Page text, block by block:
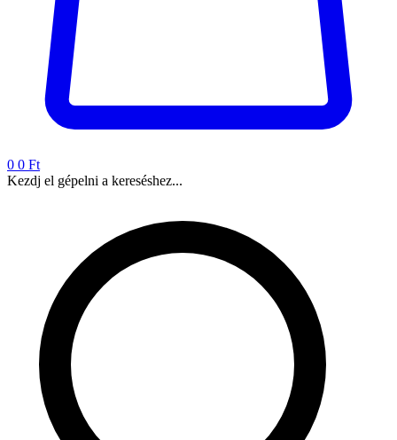
0 0 Ft
Kezdj el gépelni a kereséshez...